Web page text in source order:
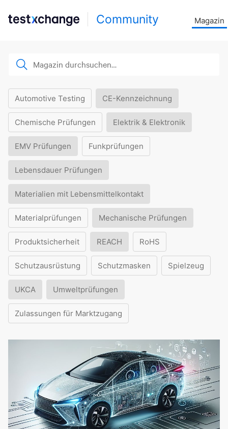
Community Magazin
Automotive Testing CE-Kennzeichnung
Chemische Prüfungen Elektrik & Elektronik
EMV Prüfungen Funkprüfungen
Lebensdauer Prüfungen
Materialien mit Lebensmittelkontakt
Materialprüfungen Mechanische Prüfungen
Produktsicherheit REACH RoHS
Schutzausrüstung Schutzmasken Spielzeug
UKCA Umweltprüfungen
Zulassungen für Marktzugang